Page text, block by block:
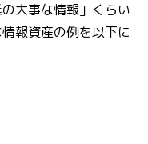
の大事な情報」くらい
報資産の例を以下に